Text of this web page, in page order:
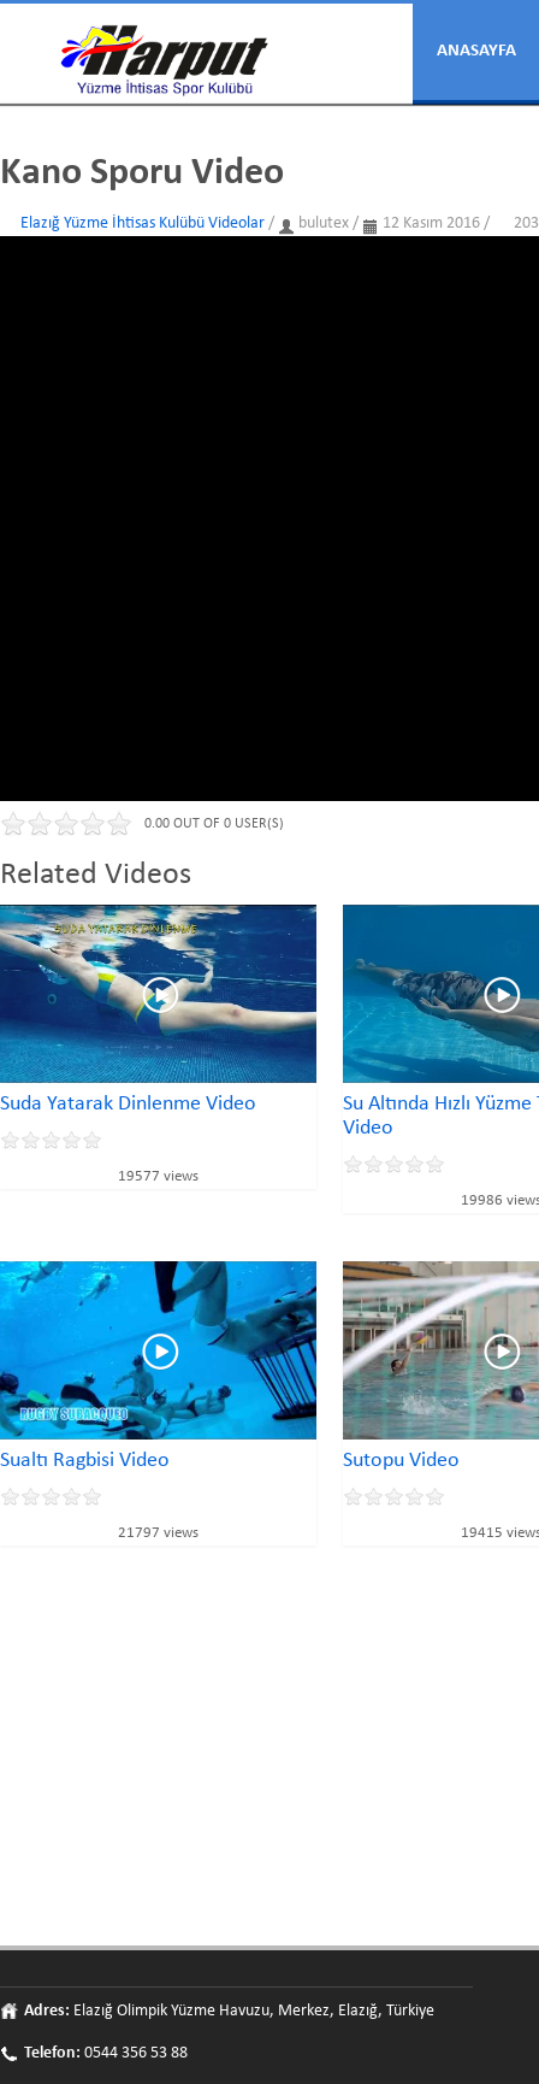
ANASAYFA
Kano Sporu Video
Elazığ Yüzme İhtisas Kulübü Videolar / bulutex / 12 Kasım 2016 /
0.00 OUT OF 0 USER(S)
Related Videos
Suda Yatarak Dinlenme Video
19577 views
Su Altında Hızlı
Video
19986
Sualtı Ragbisi Video
21797 views
Sutopu Video
19415
Adres: Elazığ Olimpik Yüzme Havuzu, Merkez, Elazığ, Türkiye
Telefon: 0544 356 53 88